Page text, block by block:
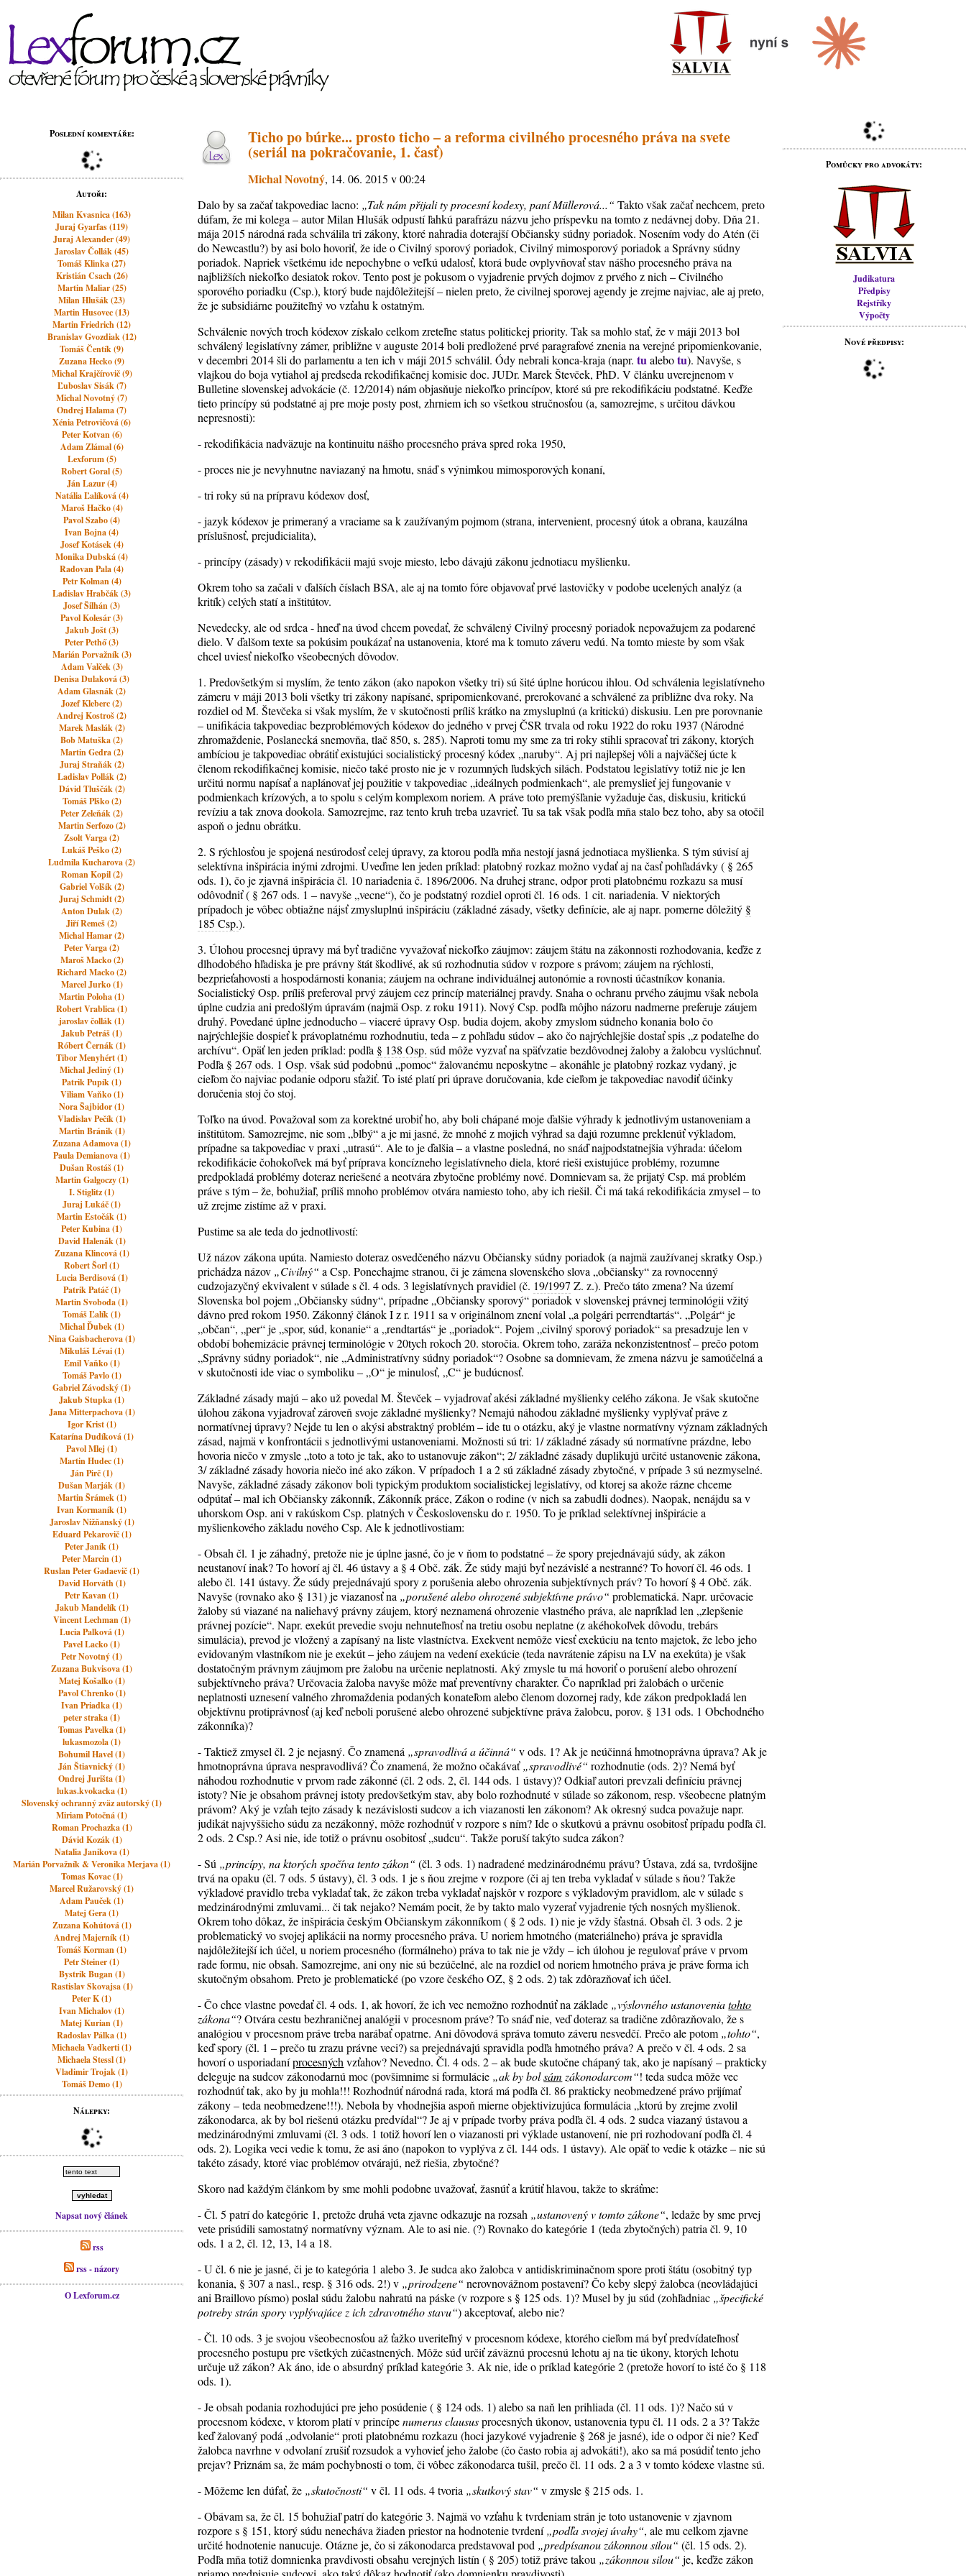
Poslední komentáře:
Autoři:
Milan Kvasnica (163)
Juraj Gyarfas (119)
Juraj Alexander (49)
Jaroslav Čollák (45)
Tomáš Klinka (27)
Kristián Csach (26)
Martin Maliar (25)
Milan Hlušák (23)
Martin Husovec (13)
Martin Friedrich (12)
Branislav Gvozdiak (12)
Tomáš Čentík (9)
Zuzana Hecko (9)
Michal Krajčírovič (9)
Ľuboslav Sisák (7)
Michal Novotný (7)
Ondrej Halama (7)
Xénia Petrovičová (6)
Peter Kotvan (6)
Adam Zlámal (6)
Lexforum (5)
Robert Goral (5)
Ján Lazur (4)
Natália Ľalíková (4)
Maroš Hačko (4)
Pavol Szabo (4)
Ivan Bojna (4)
Josef Kotásek (4)
Monika Dubská (4)
Radovan Pala (4)
Petr Kolman (4)
Ladislav Hrabčák (3)
Josef Šilhán (3)
Pavol Kolesár (3)
Jakub Jošt (3)
Peter Pethő (3)
Marián Porvažník (3)
Adam Valček (3)
Denisa Dulaková (3)
Adam Glasnák (2)
Jozef Kleberc (2)
Andrej Kostroš (2)
Marek Maslák (2)
Bob Matuška (2)
Martin Gedra (2)
Juraj Straňák (2)
Ladislav Pollák (2)
Dávid Tluščák (2)
Tomáš Plško (2)
Peter Zeleňák (2)
Martin Serfozo (2)
Zsolt Varga (2)
Lukáš Peško (2)
Ludmila Kucharova (2)
Roman Kopil (2)
Gabriel Volšík (2)
Juraj Schmidt (2)
Anton Dulak (2)
Jiří Remeš (2)
Michal Hamar (2)
Peter Varga (2)
Maroš Macko (2)
Richard Macko (2)
Marcel Jurko (1)
Martin Poloha (1)
Robert Vrablica (1)
jaroslav čollák (1)
Jakub Petráš (1)
Róbert Černák (1)
Tibor Menyhért (1)
Michal Jediný (1)
Patrik Pupík (1)
Viliam Vaňko (1)
Nora Šajbidor (1)
Vladislav Pečík (1)
Martin Bránik (1)
Zuzana Adamova (1)
Paula Demianova (1)
Dušan Rostáš (1)
Martin Galgoczy (1)
I. Stiglitz (1)
Juraj Lukáč (1)
Martin Estočák (1)
Peter Kubina (1)
David Halenák (1)
Zuzana Klincová (1)
Robert Šorl (1)
Lucia Berdisová (1)
Patrik Patáč (1)
Martin Svoboda (1)
Tomáš Ľalík (1)
Michal Ďubek (1)
Nina Gaisbacherova (1)
Mikuláš Lévai (1)
Emil Vaňko (1)
Tomáš Pavlo (1)
Gabriel Závodský (1)
Jakub Stupka (1)
Jana Mitterpachova (1)
Igor Krist (1)
Katarína Dudíková (1)
Pavol Mlej (1)
Martin Hudec (1)
Ján Pirč (1)
Dušan Marják (1)
Martin Šrámek (1)
Ivan Kormaník (1)
Jaroslav Nižňanský (1)
Eduard Pekarovič (1)
Peter Janík (1)
Peter Marcin (1)
Ruslan Peter Gadaevič (1)
David Horváth (1)
Petr Kavan (1)
Jakub Mandelík (1)
Vincent Lechman (1)
Lucia Palková (1)
Pavel Lacko (1)
Petr Novotný (1)
Zuzana Bukvisova (1)
Matej Košalko (1)
Pavol Chrenko (1)
Ivan Priadka (1)
peter straka (1)
Tomas Pavelka (1)
lukasmozola (1)
Bohumil Havel (1)
Ján Štiavnický (1)
Ondrej Jurišta (1)
lukas.kvokacka (1)
Slovenský ochranný zväz autorský (1)
Miriam Potočná (1)
Roman Prochazka (1)
Dávid Kozák (1)
Natalia Janikova (1)
Marián Porvažník & Veronika Merjava (1)
Tomas Kovac (1)
Marcel Ružarovský (1)
Adam Pauček (1)
Matej Gera (1)
Zuzana Kohútová (1)
Andrej Majerník (1)
Tomáš Korman (1)
Petr Steiner (1)
Bystrik Bugan (1)
Rastislav Skovajsa (1)
Peter K (1)
Ivan Michalov (1)
Matej Kurian (1)
Radoslav Pálka (1)
Michaela Vadkerti (1)
Michaela Stessl (1)
Vladimir Trojak (1)
Tomáš Demo (1)
Nálepky:
Napsat nový článek
rss
rss - názory
O Lexforum.cz
Pomůcky pro advokáty:
Judikatura
Předpisy
Rejstříky
Výpočty
Nové předpisy:
Ticho po búrke... prosto ticho – a reforma civilného procesného práva na svete
(seriál na pokračovanie, 1. časť)
Michal Novotný, 14. 06. 2015 v 00:24
Dalo by sa začať takpovediac lacno: „Tak nám přijali ty procesní kodexy, paní Müllerová...“ Takto však začať nechcem, preto
dúfam, že mi kolega – autor Milan Hlušák odpustí ľahkú parafrázu názvu jeho príspevku na tomto z nedávnej doby. Dňa 21.
mája 2015 národná rada schválila tri zákony, ktoré nahradia doterajší Občiansky súdny poriadok. Nosením vody do Atén (či
do Newcastlu?) by asi bolo hovoriť, že ide o Civilný sporový poriadok, Civilný mimosporový poriadok a Správny súdny
poriadok. Napriek všetkému ide nepochybne o veľkú udalosť, ktorá bude ovplyvňovať stav nášho procesného práva na
najbližších niekoľko desiatok rokov. Tento post je pokusom o vyjadrenie prvých dojmov z prvého z nich – Civilného
sporového poriadku (Csp.), ktorý bude najdôležitejší – nielen preto, že civilnej sporovej agendy je zrejme najviac, ale aj preto,
že je subsidiárne použiteľný vo vzťahu k ostatným.
Schválenie nových troch kódexov získalo celkom zreteľne status politickej priority. Tak sa mohlo stať, že v máji 2013 bol
schválený legislatívny zámer, približne v auguste 2014 boli predložené prvé paragrafové znenia na verejné pripomienkovanie,
v decembri 2014 šli do parlamentu a ten ich v máji 2015 schválil. Ódy nebrali konca-kraja (napr.tualebotu). Navyše, s
vlajkou do boja vytiahol aj predseda rekodifikačnej komisie doc. JUDr. Marek Števček, PhD. V článku uverejnenom v
Bulletine slovenskej advokácie (č. 12/2014) nám objasňuje niekoľko princípov, ktoré sú pre rekodifikáciu podstatné. Keďže
tieto princípy sú podstatné aj pre moje posty post, zhrniem ich so všetkou stručnosťou (a, samozrejme, s určitou dávkou
nepresnosti):
- rekodifikácia nadväzuje na kontinuitu nášho procesného práva spred roka 1950,
- proces nie je nevyhnutne naviazaný na hmotu, snáď s výnimkou mimosporových konaní,
- tri roky sú na prípravu kódexov dosť,
- jazyk kódexov je primeraný a vraciame sa k zaužívaným pojmom (strana, intervenient, procesný útok a obrana, kauzálna
príslušnosť, prejudicialita),
- princípy (zásady) v rekodifikácii majú svoje miesto, lebo dávajú zákonu jednotiacu myšlienku.
Okrem toho sa začali v ďalších číslach BSA, ale aj na tomto fóre objavovať prvé lastovičky v podobe ucelených analýz (a
kritík) celých statí a inštitútov.
Nevedecky, ale od srdca - hneď na úvod chcem povedať, že schválený Civilný procesný poriadok nepovažujem za podarené
dielo. V ďalšom texte sa pokúsim poukázať na ustanovenia, ktoré ma k tomuto záveru vedú. Na tomto mieste by som však
chcel uviesť niekoľko všeobecných dôvodov.
1. Predovšetkým si myslím, že tento zákon (ako napokon všetky tri) sú šité úplne horúcou ihlou. Od schválenia legislatívneho
zámeru v máji 2013 boli všetky tri zákony napísané, spripomienkované, prerokované a schválené za približne dva roky. Na
rozdiel od M. Števčeka si však myslím, že v skutočnosti príliš krátko na zmysluplnú (a kritickú) diskusiu. Len pre porovnanie
– unifikácia takpovediac bezproblémových kódexov do jedného v prvej ČSR trvala od roku 1922 do roku 1937 (Národné
zhromaždenie, Poslanecká snemovňa, tlač 850, s. 285). Naproti tomu my sme za tri roky stihli spracovať tri zákony, ktorých
ambíciou je takpovediac obrátiť existujúci socialistický procesný kódex „naruby“. Aj pri najlepšej vôli a najväčšej úcte k
členom rekodifikačnej komisie, niečo také prosto nie je v rozumných ľudských silách. Podstatou legislatívy totiž nie je len
určitú normu napísať a naplánovať jej použitie v takpovediac „ideálnych podmienkach“, ale premyslieť jej fungovanie v
podmienkach krízových, a to spolu s celým komplexom noriem. A práve toto premýšľanie vyžaduje čas, diskusiu, kritickú
revíziu a tak znova dookola. Samozrejme, raz tento kruh treba uzavrieť. Tu sa tak však podľa mňa stalo bez toho, aby sa otočil
aspoň o jednu obrátku.
2. S rýchlosťou je spojená nesúrodosť celej úpravy, za ktorou podľa mňa nestojí jasná jednotiaca myšlienka. S tým súvisí aj
selektívna inšpirácia inými zdrojmi. Uveďme len jeden príklad: platobný rozkaz možno vydať aj na časť pohľadávky ( § 265
ods. 1), čo je zjavná inšpirácia čl. 10 nariadenia č. 1896/2006. Na druhej strane, odpor proti platobnému rozkazu sa musí
odôvodniť ( § 267 ods. 1 – navyše „vecne“), čo je podstatný rozdiel oproti čl. 16 ods. 1 cit. nariadenia. V niektorých
prípadoch je vôbec obtiažne nájsť zmysluplnú inšpiráciu (základné zásady, všetky definície, ale aj napr. pomerne dôležitý §
185 Csp.).
3. Úlohou procesnej úpravy má byť tradične vyvažovať niekoľko záujmov: záujem štátu na zákonnosti rozhodovania, keďže z
dlhodobého hľadiska je pre právny štát škodlivé, ak sú rozhodnutia súdov v rozpore s právom; záujem na rýchlosti,
bezprieťahovosti a hospodárnosti konania; záujem na ochrane individuálnej autonómie a rovnosti účastníkov konania.
Socialistický Osp. príliš preferoval prvý záujem cez princíp materiálnej pravdy. Snaha o ochranu prvého záujmu však nebola
úplne cudzia ani predošlým úpravám (najmä Osp. z roku 1911). Nový Csp. podľa môjho názoru nadmerne preferuje záujem
druhý. Povedané úplne jednoducho – viaceré úpravy Osp. budia dojem, akoby zmyslom súdneho konania bolo čo
najrýchlejšie dospieť k právoplatnému rozhodnutiu, teda – z pohľadu súdov – ako čo najrýchlejšie dostať spis „z podateľne do
archívu“. Opäť len jeden príklad: podľa § 138 Osp. súd môže vyzvať na späťvzatie bezdôvodnej žaloby a žalobcu vyslúchnuť.
Podľa § 267 ods. 1 Osp. však súd podobnú „pomoc“ žalovanému neposkytne – akonáhle je platobný rozkaz vydaný, je
cieľom čo najviac podanie odporu sťažiť. To isté platí pri úprave doručovania, kde cieľom je takpovediac navodiť účinky
doručenia stoj čo stoj.
Toľko na úvod. Považoval som za korektné urobiť ho, aby boli chápané moje ďalšie výhrady k jednotlivým ustanoveniam a
inštitútom. Samozrejme, nie som „blbý“ a je mi jasné, že mnohé z mojich výhrad sa dajú rozumne preklenúť výkladom,
prípadne sa takpovediac v praxi „utrasú“. Ale to je ďalšia – a vlastne posledná, no snáď najpodstatnejšia výhrada: účelom
rekodifikácie čohokoľvek má byť príprava koncízneho legislatívneho diela, ktoré rieši existujúce problémy, rozumne
predpokladá problémy doteraz neriešené a neotvára zbytočne problémy nové. Domnievam sa, že prijatý Csp. má problém
práve s tým – že, bohužiaľ, príliš mnoho problémov otvára namiesto toho, aby ich riešil. Či má taká rekodifikácia zmysel – to
už zrejme zistíme až v praxi.
Pustime sa ale teda do jednotlivostí:
Už názov zákona upúta. Namiesto doteraz osvedčeného názvu Občiansky súdny poriadok (a najmä zaužívanej skratky Osp.)
prichádza názov „Civilný“ a Csp. Ponechajme stranou, či je zámena slovenského slova „občiansky“ za rovnocenný
cudzojazyčný ekvivalent v súlade s čl. 4 ods. 3 legislatívnych pravidiel (č. 19/1997 Z. z.). Prečo táto zmena? Na území
Slovenska bol pojem „Občiansky súdny“, prípadne „Občiansky sporový“ poriadok v slovenskej právnej terminológii vžitý
dávno pred rokom 1950. Zákonný článok I z r. 1911 sa v originálnom znení volal „a polgári perrendtartás“. „Polgár“ je
„občan“, „per“ je „spor, súd, konanie“ a „rendtartás“ je „poriadok“. Pojem „civilný sporový poriadok“ sa presadzuje len v
období bohemizácie právnej terminológie v 20tych rokoch 20. storočia. Okrem toho, zaráža nekonzistentnosť – prečo potom
„Správny súdny poriadok“, nie „Administratívny súdny poriadok“? Osobne sa domnievam, že zmena názvu je samoúčelná a
v skutočnosti ide viac o symboliku – „O“ je minulosť, „C“ je budúcnosť.
Základné zásady majú – ako už povedal M. Števček – vyjadrovať akési základné myšlienky celého zákona. Je však skutočne
úlohou zákona vyjadrovať zároveň svoje základné myšlienky? Nemajú náhodou základné myšlienky vyplývať práve z
normatívnej úpravy? Nejde tu len o akýsi abstraktný problém – ide tu o otázku, aký je vlastne normatívny význam základných
zásad, najmä v konfrontácii s jednotlivými ustanoveniami. Možnosti sú tri: 1/ základné zásady sú normatívne prázdne, lebo
hovoria niečo v zmysle „toto a toto je tak, ako to ustanovuje zákon“; 2/ základné zásady duplikujú určité ustanovenie zákona,
3/ základné zásady hovoria niečo iné ako zákon. V prípadoch 1 a 2 sú základné zásady zbytočné, v prípade 3 sú nezmyselné.
Navyše, základné zásady zákonov boli typickým produktom socialistickej legislatívy, od ktorej sa akože rázne chceme
odpútať – mal ich Občiansky zákonník, Zákonník práce, Zákon o rodine (v nich sa zabudli dodnes). Naopak, nenájdu sa v
uhorskom Osp. ani v rakúskom Csp. platných v Československu do r. 1950. To je príklad selektívnej inšpirácie a
myšlienkového základu nového Csp. Ale k jednotlivostiam:
- Obsah čl. 1 je záhadný, pretože nie je úplne jasné, čo je v ňom to podstatné – že spory prejednávajú súdy, ak zákon
neustanoví inak? To hovorí aj čl. 46 ústavy a § 4 Obč. zák. Že súdy majú byť nezávislé a nestranné? To hovorí čl. 46 ods. 1
alebo čl. 141 ústavy. Že súdy prejednávajú spory z porušenia alebo ohrozenia subjektívnych práv? To hovorí § 4 Obč. zák.
Navyše (rovnako ako § 131) je viazanosť na „porušené alebo ohrozené subjektívne právo“ problematická. Napr. určovacie
žaloby sú viazané na naliehavý právny záujem, ktorý neznamená ohrozenie vlastného práva, ale napríklad len „zlepšenie
právnej pozície“. Napr. exekút prevedie svoju nehnuteľnosť na tretiu osobu neplatne (z akéhokoľvek dôvodu, trebárs
simulácia), prevod je vložený a zapísaný na liste vlastníctva. Exekvent nemôže viesť exekúciu na tento majetok, že lebo jeho
evidovaným vlastníkom nie je exekút – jeho záujem na vedení exekúcie (teda navrátenie zápisu na LV na exekúta) je však
dostatočným právnym záujmom pre žalobu na určenie neplatnosti. Aký zmysle tu má hovoriť o porušení alebo ohrození
subjektívneho práva? Určovacia žaloba navyše môže mať preventívny charakter. Čo napríklad pri žalobách o určenie
neplatnosti uznesení valného zhromaždenia podaných konateľom alebo členom dozornej rady, kde zákon predpokladá len
objektívnu protiprávnosť (aj keď neboli porušené alebo ohrozené subjektívne práva žalobcu, porov. § 131 ods. 1 Obchodného
zákonníka)?
- Taktiež zmysel čl. 2 je nejasný. Čo znamená „spravodlivá a účinná“ v ods. 1? Ak je neúčinná hmotnoprávna úprava? Ak je
hmotnoprávna úprava nespravodlivá? Čo znamená, že možno očakávať„spravodlivé“ rozhodnutie (ods. 2)? Nemá byť
náhodou rozhodnutie v prvom rade zákonné (čl. 2 ods. 2, čl. 144 ods. 1 ústavy)? Odkiaľ autori prevzali definíciu právnej
istoty? Nie je obsahom právnej istoty predovšetkým stav, aby bolo rozhodnuté v súlade so zákonom, resp. všeobecne platným
právom? Aký je vzťah tejto zásady k nezávislosti sudcov a ich viazanosti len zákonom? Ak okresný sudca považuje napr.
judikát najvyššieho súdu za nezákonný, môže rozhodnúť v rozpore s ním? Ide o skutkovú a právnu osobitosť prípadu podľa čl.
2 ods. 2 Csp.? Asi nie, ide totiž o právnu osobitosť „sudcu“. Takže poruší takýto sudca zákon?
- Sú „princípy, na ktorých spočíva tento zákon“ (čl. 3 ods. 1) nadradené medzinárodnému právu? Ústava, zdá sa, tvrdošijne
trvá na opaku (čl. 7 ods. 5 ústavy), čl. 3 ods. 1 je s ňou zrejme v rozpore (či aj ten treba vykladať v súlade s ňou? Takže
výkladové pravidlo treba vykladať tak, že zákon treba vykladať najskôr v rozpore s výkladovým pravidlom, ale v súlade s
medzinárodnými zmluvami... či tak nejako? Nemám pocit, že by takto malo vyzerať vyjadrenie tých nosných myšlienok.
Okrem toho dôkaz, že inšpirácia českým Občianskym zákonníkom ( § 2 ods. 1) nie je vždy šťastná. Obsah čl. 3 ods. 2 je
problematický vo svojej aplikácii na normy procesného práva. U noriem hmotného (materiálneho) práva je spravidla
najdôležitejší ich účel, u noriem procesného (formálneho) práva to tak nie je vždy – ich úlohou je regulovať práve v prvom
rade formu, nie obsah. Samozrejme, ani ony nie sú bezúčelné, ale na rozdiel od noriem hmotného práva je práve forma ich
skutočným obsahom. Preto je problematické (po vzore českého OZ, § 2 ods. 2) tak zdôrazňovať ich účel.
- Čo chce vlastne povedať čl. 4 ods. 1, ak hovorí, že ich vec nemožno rozhodnúť na základe „výslovného ustanoveniatohto
zákona“? Otvára cestu bezhraničnej analógii v procesnom práve? To snáď nie, veď doteraz sa tradične zdôrazňovalo, že s
analógiou v procesnom práve treba narábať opatrne. Ani dôvodová správa tomuto záveru nesvedčí. Prečo ale potom „tohto“,
keď spory (čl. 1 – prečo tu zrazu právne veci?) sa prejednávajú spravidla podľa hmotného práva? A prečo v čl. 4 ods. 2 sa
hovorí o usporiadaníprocesných vzťahov? Nevedno. Čl. 4 ods. 2 – ak bude skutočne chápaný tak, ako je napísaný – prakticky
deleguje na sudcov zákonodarnú moc (povšimnime si formulácie „ak by bolsám zákonodarcom“! teda sudca môže vec
rozhodnúť tak, ako by ju mohla!!! Rozhodnúť národná rada, ktorá má podľa čl. 86 prakticky neobmedzené právo prijímať
zákony – teda neobmedzene!!!). Nebola by vhodnejšia aspoň mierne objektivizujúca formulácia „ktorú by zrejme zvolil
zákonodarca, ak by bol riešenú otázku predvídal“? Je aj v prípade tvorby práva podľa čl. 4 ods. 2 sudca viazaný ústavou a
medzinárodnými zmluvami (čl. 3 ods. 1 totiž hovorí len o viazanosti pri výklade ustanovení, nie pri rozhodovaní podľa čl. 4
ods. 2). Logika veci vedie k tomu, že asi áno (napokon to vyplýva z čl. 144 ods. 1 ústavy). Ale opäť to vedie k otázke – nie sú
takéto zásady, ktoré viac problémov otvárajú, než riešia, zbytočné?
Skoro nad každým článkom by sme mohli podobne uvažovať, žasnúť a krútiť hlavou, takže to skráťme:
- Čl. 5 patrí do kategórie 1, pretože druhá veta zjavne odkazuje na rozsah „ustanovený v tomto zákone“, ledaže by sme prvej
vete prisúdili samostatný normatívny význam. Ale to asi nie. (?) Rovnako do kategórie 1 (teda zbytočných) patria čl. 9, 10
ods. 1 a 2, čl. 12, 13, 14 a 18.
- U čl. 6 nie je jasné, či je to kategória 1 alebo 3. Je sudca ako žalobca v antidiskriminačnom spore proti štátu (osobitný typ
konania, § 307 a nasl., resp. § 316 ods. 2!) v „prirodzene“ nerovnovážnom postavení? Čo keby slepý žalobca (neovládajúci
ani Braillovo písmo) poslal súdu žalobu nahratú na páske (v rozpore s § 125 ods. 1)? Musel by ju súd (zohľadniac „špecifické
potreby strán spory vyplývajúce z ich zdravotného stavu“) akceptovať, alebo nie?
- Čl. 10 ods. 3 je svojou všeobecnosťou až ťažko uveriteľný v procesnom kódexe, ktorého cieľom má byť predvídateľnosť
procesného postupu pre všetkých zúčastnených. Môže súd určiť záväznú procesnú lehotu aj na tie úkony, ktorých lehotu
určuje už zákon? Ak áno, ide o absurdný príklad kategórie 3. Ak nie, ide o príklad kategórie 2 (pretože hovorí to isté čo § 118
ods. 1).
- Je obsah podania rozhodujúci pre jeho posúdenie ( § 124 ods. 1) alebo sa naň len prihliada (čl. 11 ods. 1)? Načo sú v
procesnom kódexe, v ktorom platí v princípenumerus claususprocesných úkonov, ustanovenia typu čl. 11 ods. 2 a 3? Takže
keď žalovaný podá „odvolanie“ proti platobnému rozkazu (hoci jazykové vyjadrenie § 268 je jasné), ide o odpor či nie? Keď
žalobca navrhne v odvolaní zrušiť rozsudok a vyhovieť jeho žalobe (čo často robia aj advokáti!), ako sa má posúdiť tento jeho
prejav? Priznám sa, že mám pochybnosti o tom, či vôbec zákonodarca tušil, prečo čl. 11 ods. 2 a 3 v tomto kódexe vlastne sú.
- Môžeme len dúfať, že „skutočnosti“ v čl. 11 ods. 4 tvoria „skutkový stav“ v zmysle § 215 ods. 1.
- Obávam sa, že čl. 15 bohužiaľ patrí do kategórie 3. Najmä vo vzťahu k tvrdeniam strán je toto ustanovenie v zjavnom
rozpore s § 151, ktorý súdu nenecháva žiaden priestor na hodnotenie tvrdení„podľa svojej úvahy“, ale mu celkom zjavne
určité hodnotenie nanucuje. Otázne je, čo si zákonodarca predstavoval pod „predpísanou zákonnou silou“ (čl. 15 ods. 2).
Podľa mňa totiž domnienka pravdivosti obsahu verejných listín ( § 205) totiž práve takou „zákonnou silou“ je, keďže zákon